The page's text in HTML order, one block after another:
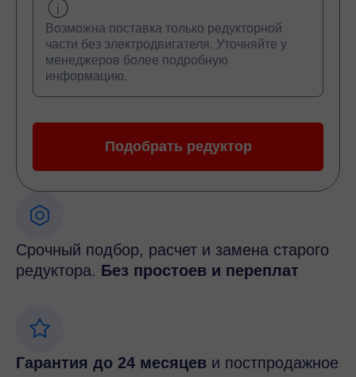
Возможна поставка только редукторной
части без электродвигателя. Уточняйте у
менеджеров более подробную
информацию.
Подобрать редуктор
Срочный подбор, расчет и замена старого
редуктора. Без простоев и переплат
Гарантия до 24 месяцев и постпродажное